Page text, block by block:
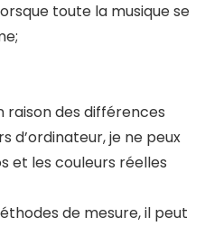
toute la musique se
raison des différences
d’ordinateur, je ne peux
et les couleurs réelles
de mesure, il peut